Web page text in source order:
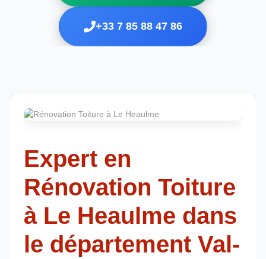
+33 7 85 88 47 86
Expert en
Rénovation Toiture
à Le Heaulme dans
le département Val-